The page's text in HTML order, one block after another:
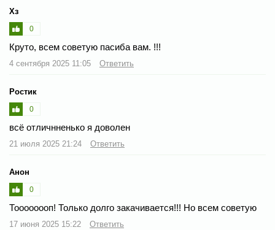
Хз
0
Круто, всем советую пасиба вам. !!!
4 сентября 2025 11:05 Ответить
Ростик
0
всё отличнненько я доволен
21 июля 2025 21:24 Ответить
Анон
0
Тоооооооп! Только долго закачивается!!! Но всем советую
17 июня 2025 15:22 Ответить